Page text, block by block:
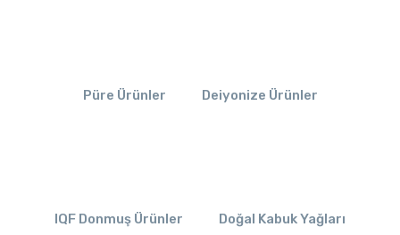
Püre Ürünler Deiyonize Ürünler
IQF Donmuş Ürünler Doğal Kabuk Yağları